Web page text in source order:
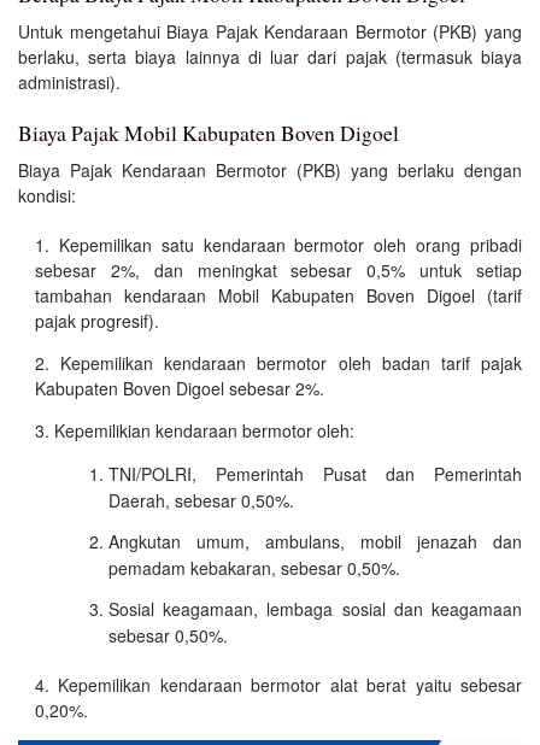
Untuk mengetahui Biaya Pajak Kendaraan Bermotor (PKB) yang
berlaku, serta biaya lainnya di luar dari pajak (termasuk biaya
administrasi).
Biaya Pajak Mobil Kabupaten Boven Digoel
Biaya Pajak Kendaraan Bermotor (PKB) yang berlaku dengan
kondisi:
Kepemilikan satu kendaraan bermotor oleh orang pribadi
sebesar 2%, dan meningkat sebesar 0,5% untuk setiap
tambahan kendaraan Mobil Kabupaten Boven Digoel (tarif
pajak progresif).
Kepemilikan kendaraan bermotor oleh badan tarif pajak
Kabupaten Boven Digoel sebesar 2%.
Kepemilikian kendaraan bermotor oleh:
TNI/POLRI, Pemerintah Pusat dan Pemerintah
Daerah, sebesar 0,50%.
Angkutan umum, ambulans, mobil jenazah dan
pemadam kebakaran, sebesar 0,50%.
Sosial keagamaan, lembaga sosial dan keagamaan
sebesar 0,50%.
Kepemilikan kendaraan bermotor alat berat yaitu sebesar
0,20%.